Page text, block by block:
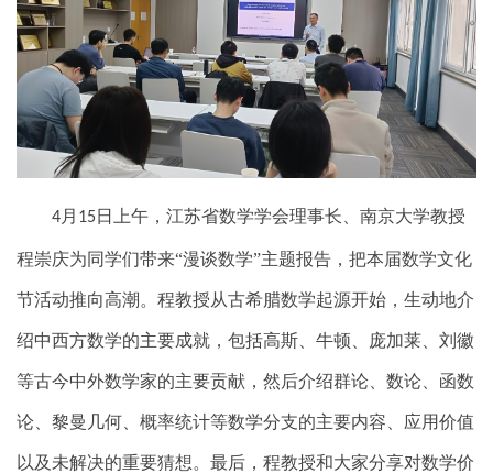
4月 15日上午，江苏省数学学会理事长、南京大学教授
程崇庆为同学们带来“漫谈数学”主题报告，把本届数学文化
节活动推向高潮。程教授从古希腊数学起源开始，生动地介
绍中西方数学的主要成就，包括高斯、牛顿、庞加莱、刘徽
等古今中外数学家的主要贡献，然后介绍群论、数论、函数
论、黎曼几何、概率统计等数学分支的主要内容、应用价值
以及未解决的重要猜想。最后，程教授和大家分享对数学价